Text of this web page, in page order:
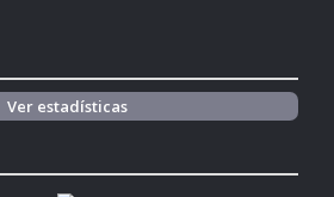
Ver estadísticas